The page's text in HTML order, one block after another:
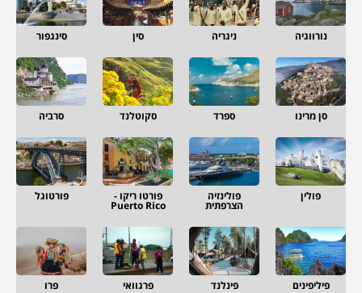
נורווגיה ניגריה סין סינגפור
סן מרינו ספרד סקוטלנד סרביה
פולין פולינזיה
הצרפתית
פורטו ריקו -
Puerto Rico
פורטוגל
פיליפינים פינלנד פרגוואי פרו